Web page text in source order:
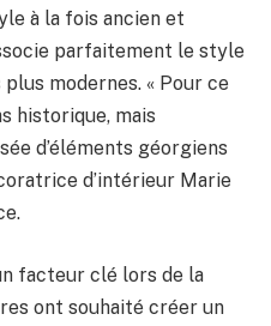
à la fois ancien et
parfaitement le style
modernes. « Pour ce
historique, mais
d’éléments géorgiens
d’intérieur Marie
facteur clé lors de la
ont souhaité créer un